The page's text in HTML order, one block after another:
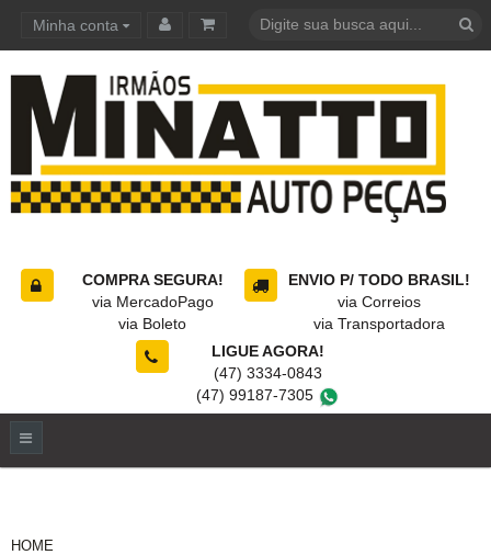
Minha conta
COMPRA SEGURA!
via MercadoPago
via Boleto
ENVIO P/ TODO BRASIL!
via Correios
via Transportadora
LIGUE AGORA!
(47) 3334-0843
(47) 99187-7305
HOME